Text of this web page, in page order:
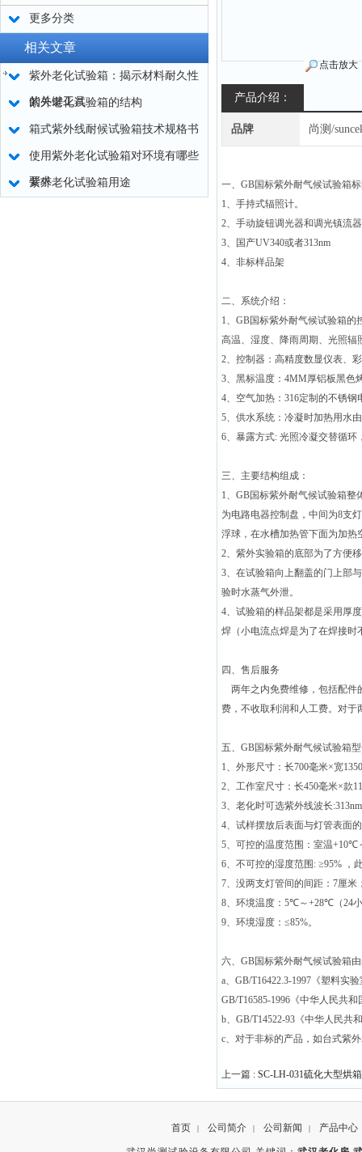
更多分类
相关文章
紫外老化试验箱：揭示材料耐久性
的关键工具
紫外老化试验箱的结构
箱式紫外线耐候试验箱技术规格书
使用紫外老化试验箱对环境有哪些
要求
紫外老化试验箱用途
点击放大
产品介绍：
品牌 尚测/
一、 GB国标紫外耐气候试验箱
1、手持式辐照计。
2、手动旋钮调光器和调光镇流器
3、国产UV340或者313nm
4、非标样品架
二、系统介绍：
1、 GB国标紫外耐气候试验箱的
高温、湿度、降雨周期、光照辐
2、控制器：高精度数显仪表、
3、黑标温度： 4MM厚铝板黑色
4、空气加热： 316定制的不锈钢
5、供水系统：冷凝时加热用水
6、暴露方式: 光照冷凝交替循环
三、主要结构组成：
1、 GB国标紫外耐气候试验箱整
为电路电器控制盘，中间为8支
浮球，在水槽加热管下面为加热
2、紫外实验箱的底部为了方便
3、在试验箱向上翻盖的门上部
验时水蒸气外泄。
4、试验箱的样品架都是采用厚度
焊（小电流点焊是为了在焊接时
四、售后服务
两年之内免费维修，包括配件
费，不收取利润和人工费。对
五、 GB国标紫外耐气候试验箱
1、外形尺寸：长700毫米×宽1350
2、工作室尺寸：长450毫米×款
3、老化时可选紫外线波长:313nm
4、试样摆放后表面与灯管表面
5、可控的温度范围：室温+10℃
6、不可控的湿度范围 : ≥95% ，
7、没两支灯管间的间距： 7厘米
8、环境温度： 5℃～+28℃ （24
9、环境湿度：≤85%。
六、 GB国标紫外耐气候试验箱
a、 GB/T16422.3-1997 《塑料实
GB/T16585-1996 《中华人民共
b、 GB/T14522-93 《中华人民共
c、对于非标的产品，如台式紫
上一篇 : SC-LH-031硫化大型烘箱
首页 | 公司简介 | 公司新闻 | 产品中心